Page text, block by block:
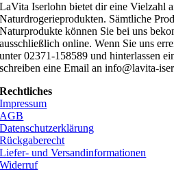
LaVita Iserlohn bietet dir eine Vielzahl
Naturdrogerieprodukten. Sämtliche
Naturprodukte können Sie bei uns
ausschließlich online. Wenn Sie uns
unter 02371-158589 und hinterlassen
schreiben eine Email an info@lavita-
Rechtliches
Impressum
AGB
Datenschutzerklärung
Rückgaberecht
Liefer- und Versandinformationen
Widerruf